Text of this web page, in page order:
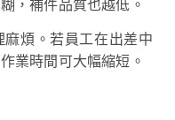
，補件品質也越低。
煩。若員工在出差中
業時間可大幅縮短。